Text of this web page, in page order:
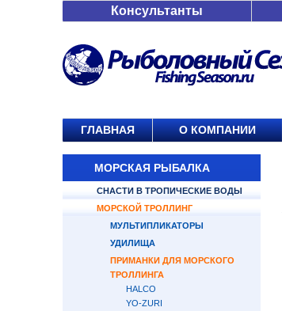
Консультанты
ГЛАВНАЯ О КОМПАНИИ
МОРСКАЯ РЫБАЛКА
СНАСТИ В ТРОПИЧЕСКИЕ ВОДЫ
МОРСКОЙ ТРОЛЛИНГ
МУЛЬТИПЛИКАТОРЫ
УДИЛИЩА
ПРИМАНКИ ДЛЯ МОРСКОГО
ТРОЛЛИНГА
HALCO
YO-ZURI